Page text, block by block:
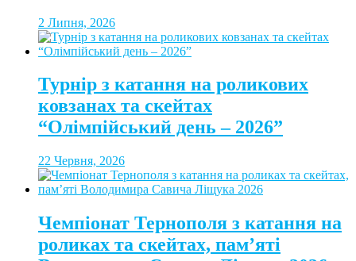
2 Липня, 2026
Турнір з катання на роликових
ковзанах та скейтах
“Олімпійський день – 2026”
22 Червня, 2026
Чемпіонат Тернополя з катання на
роликах та скейтах, пам’яті